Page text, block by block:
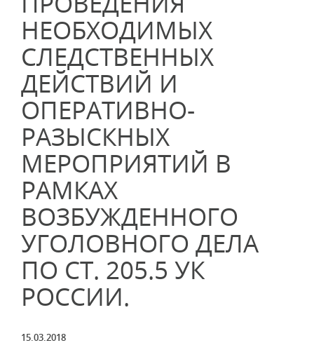
НЕОБХОДИМЫХ
СЛЕДСТВЕННЫХ
ДЕЙСТВИЙ И
ОПЕРАТИВНО-
РАЗЫСКНЫХ
МЕРОПРИЯТИЙ В
РАМКАХ
ВОЗБУЖДЕННОГО
УГОЛОВНОГО ДЕЛА
ПО СТ. 205.5 УК
РОССИИ.
15.03.2018